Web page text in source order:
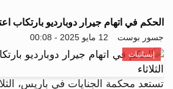
الحكم في اتهام جيرار دوبارديو بارتكاب
جسور بوست 12 مايو 2025 - 00:08
إنسانيات
تستعد محكمة الجنايات في باريس،